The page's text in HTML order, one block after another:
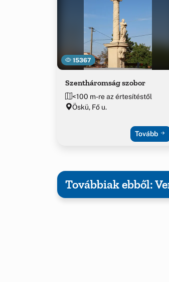
15367
Szentháromság szobor
<100 m-re az értesítéstől
Öskü, Fő u.
Tovább
Továbbiak ebből: